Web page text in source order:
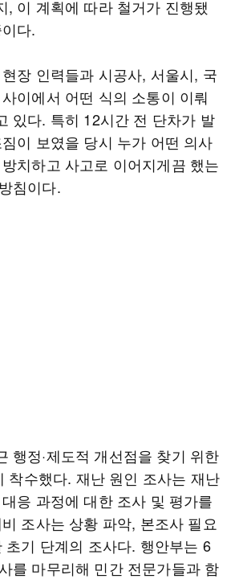
, 이 계획에 따라 철거가 진행됐
다.
장 인력들과 시공사, 서울시, 국
이에서 어떤 식의 소통이 이뤄
있다. 특히 12시간 전 단차가 발
이 보였을 당시 누가 어떤 의사
치하고 사고로 이어지게끔 했는
침이다.
행정·제도적 개선점을 찾기 위한
착수했다. 재난 원인 조사는 재난
응 과정에 대한 조사 및 평가를
조사는 상황 파악, 본조사 필요
초기 단계의 조사다. 행안부는 6
를 마무리해 민간 전문가들과 함